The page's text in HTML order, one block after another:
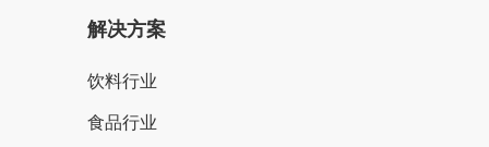
解决方案
饮料行业
食品行业